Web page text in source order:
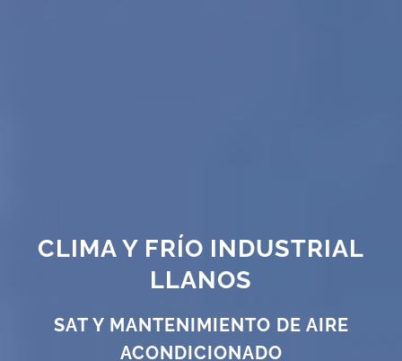
CLIMA Y FRÍO INDUSTRIAL
LLANOS
SAT Y MANTENIMIENTO DE AIRE
ACONDICIONADO